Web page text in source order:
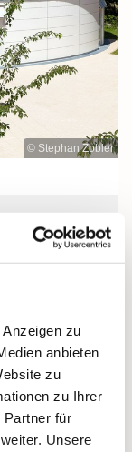
zu
anbieten
zu
zu Ihrer
Partner für
Unsere
© Stephan Zobler
Uhr